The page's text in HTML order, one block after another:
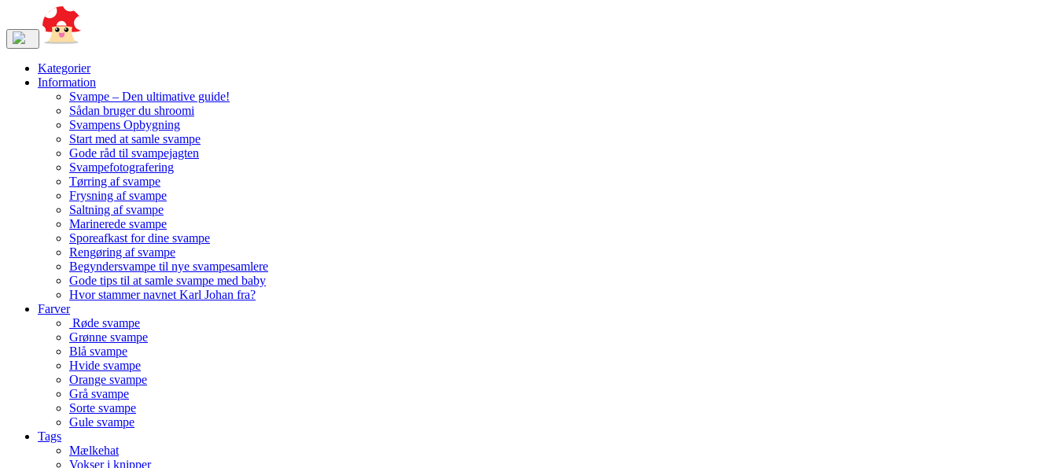
Kategorier
Information
Svampe – Den ultimative guide!
Sådan bruger du shroomi
Svampens Opbygning
Start med at samle svampe
Gode råd til svampejagten
Svampefotografering
Tørring af svampe
Frysning af svampe
Saltning af svampe
Marinerede svampe
Sporeafkast for dine svampe
Rengøring af svampe
Begyndersvampe til nye svampesamlere
Gode tips til at samle svampe med baby
Hvor stammer navnet Karl Johan fra?
Farver
Røde svampe
Grønne svampe
Blå svampe
Hvide svampe
Orange svampe
Grå svampe
Sorte svampe
Gule svampe
Tags
Mælkehat
Vokser i knipper